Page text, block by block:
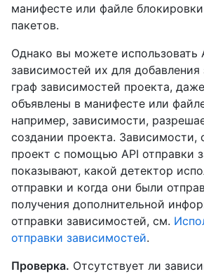
манифесте или файле
пакетов.
Однако вы можете использовать
зависимостей их для
граф зависимостей проекта,
объявлены в манифесте или
например, зависимости,
создании проекта. Зависимости,
проект с помощью API отправки
показывают, какой детектор
отправки и когда они были
получения дополнительной
отправки зависимостей, см.
отправки зависимостей.
Проверка. Отсутствует ли